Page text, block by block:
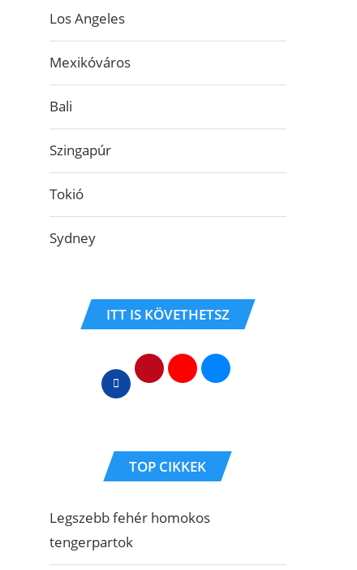
Los Angeles
Mexikóváros
Bali
Szingapúr
Tokió
Sydney
ITT IS KÖVETHETSZ
TOP CIKKEK
Legszebb fehér homokos
tengerpartok